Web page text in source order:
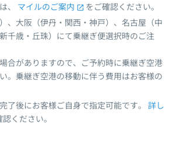
、
マイルのご案内
をご確認ください。
、大阪（伊丹・関西・神戸）、名古屋（中
千歳・丘珠）にて乗継ぎ便選択時のご注
合がありますので、ご予約時に乗継ぎ空港
。乗継ぎ空港の移動に伴う費用はお客様の
了後にお客様ご自身で指定可能です。
詳し
ください。